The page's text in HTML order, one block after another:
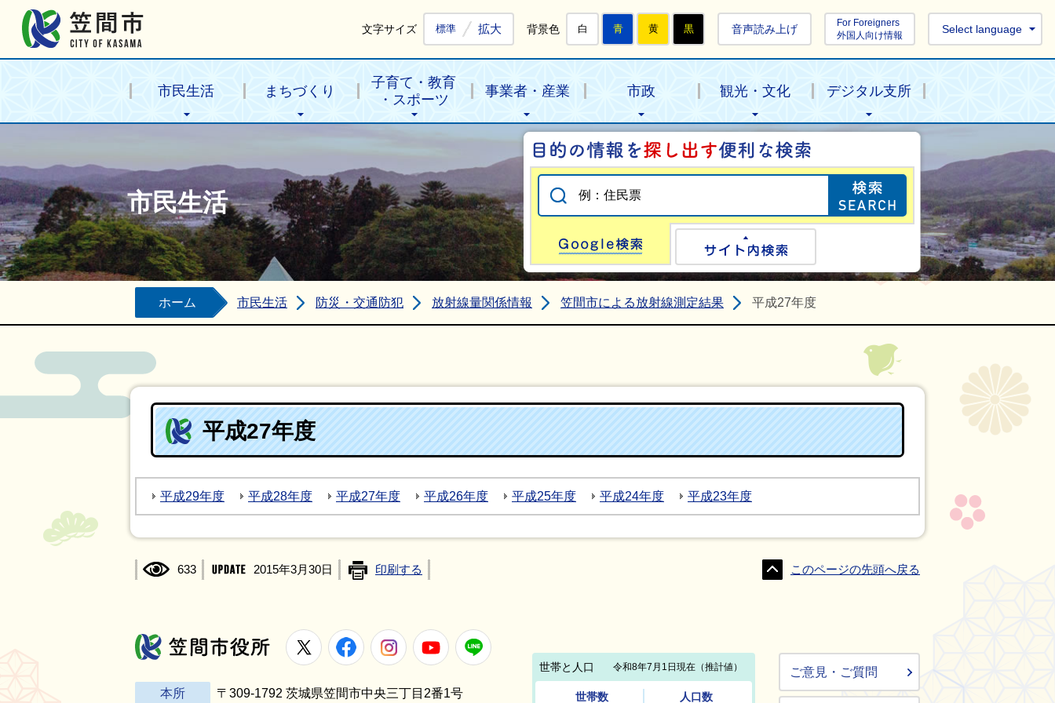
文字サイズ 標準 拡大 背景色 白 青 黄 黒 音声読み上げ
For Foreigners
外国人向け情報
Select language
市民生活 まちづくり
子育て・教育
・スポーツ
事業者・産業 市政 観光・文化 デジタル支所
市民生活
目的の情報を探
Google検索
ホーム 市民生活 防災・交通防犯 放射線量関係情報 笠間市による放射線測定結果 平成27年度
平成27年度
平成29年度 平成28年度 平成27年度 平成26年度 平成25年度 平成24年度 平成23年度
633 2015年3月30日 印刷する このページの先頭へ戻る
笠間市役所
X FacebookInstagramYoutube
本所 〒309-1792 茨城県笠間市中央三丁目2番1号
ご意見・ご質問